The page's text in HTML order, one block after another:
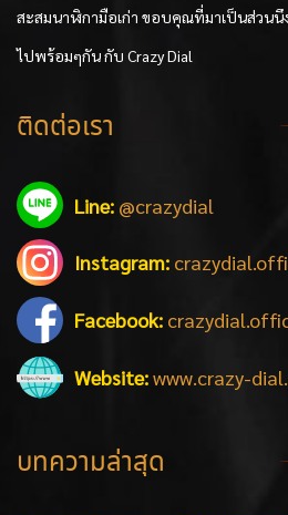
สะสมนาฬิกามือเก่า ขอบคุณที่มาเป็นส่วน
ไปพร้อมๆกัน กับ Crazy Dial
ติดต่อเรา
Line: @crazydial
Instagram:
Facebook:
Website:www.crazy-
บทความล่าสุด